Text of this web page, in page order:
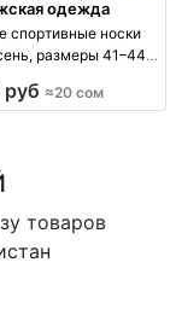
одежда
спортивные носки
размеры 41–44
уп. 10 шт., опт.
руб ≈20 сом
товаров